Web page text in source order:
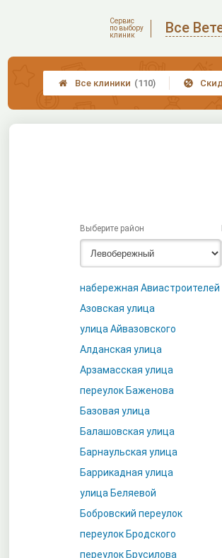
Сервис
по выбору
клиник
Все

 Все клиники (110)
Выберите район
набережная Авиастроителей
Азовская улица
улица Айвазовского
Алданская улица
Арзамасская улица
переулок Баженова
Базовая улица
Балашовская улица
Барнаульская улица
Баррикадная улица
улица Беляевой
Бобровский переулок
переулок Бродского
переулок Брусилова